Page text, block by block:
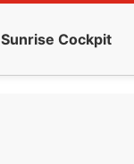
Sunrise Cockpit